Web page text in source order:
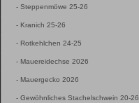
- Steppenmöwe 25-26
- Kranich 25-26
- Rotkehlchen 24-25
- Mauereidechse 2026
- Mauergecko 2026
- Gewöhnliches Stachelschwein 20-26